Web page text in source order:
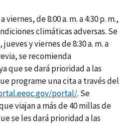
de 8:00 a. m. a 4:30 p. m.,
climáticas adversas. Se
y viernes de 8:30 a. m. a
se recomienda
que se dará prioridad a las
programe una cita a través del
portal/. Se
viajan a más de 40 millas de
se les dará prioridad a las